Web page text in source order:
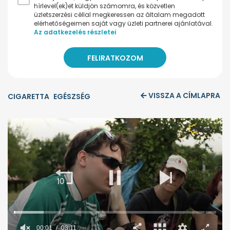
hírlevel(ek)et küldjön számomra, és közvetlen
üzletszerzési céllal megkeressen az általam megadott
elérhetőségeimen saját vagy üzleti partnerei ajánlatával.
Az adatkezelés részletei
CIGARETTA EGÉSZSÉG VISSZA A CÍMLAPRA
00:02 03:11